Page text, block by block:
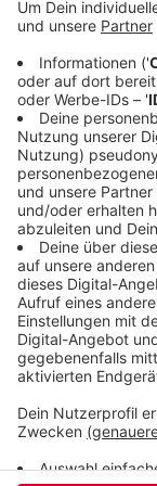
Aushubes
Straßen- und
Anlage
einem
bekommt
nicht recycelt.
Veröffentlicht:
Anzeige
Anzeige